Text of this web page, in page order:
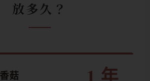
放多久？
1 年
菇